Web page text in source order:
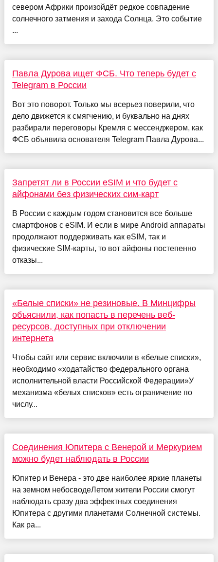
севером Африки произойдёт редкое совпадение
солнечного затмения и захода Солнца. Это событие
...
Павла Дурова ищет ФСБ. Что теперь будет с
Telegram в России
Вот это поворот. Только мы всерьез поверили, что
дело движется к смягчению, и буквально на днях
разбирали переговоры Кремля с мессенджером, как
ФСБ объявила основателя Telegram Павла Дурова...
Запретят ли в России eSIM и что будет с
айфонами без физических сим-карт
В России с каждым годом становится все больше
смартфонов с eSIM. И если в мире Android аппараты
продолжают поддерживать как eSIM, так и
физические SIM-карты, то вот айфоны постепенно
отказы...
«Белые списки» не резиновые. В Минцифры
объяснили, как попасть в перечень веб-
ресурсов, доступных при отключении
интернета
Чтобы сайт или сервис включили в «белые списки»,
необходимо «ходатайство федерального органа
исполнительной власти Российской Федерации»У
механизма «белых списков» есть ограничение по
числу...
Соединения Юпитера с Венерой и Меркурием
можно будет наблюдать в России
Юпитер и Венера - это две наиболее яркие планеты
на земном небосводеЛетом жители России смогут
наблюдать сразу два эффектных соединения
Юпитера с другими планетами Солнечной системы.
Как ра...